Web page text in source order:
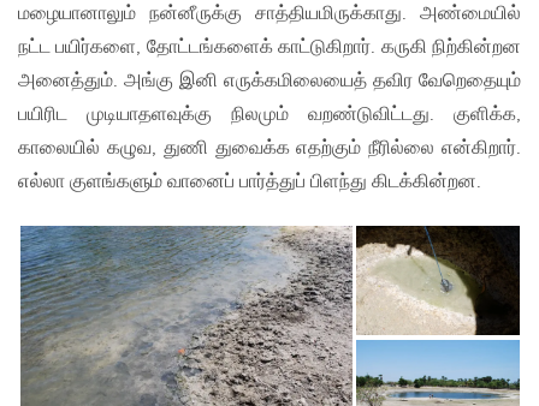
மழையானாலும் நன்னீருக்கு சாத்தியமிருக்காது. அண்மையில்
நட்ட பயிர்களை, தோட்டங்களைக் காட்டுகிறார். கருகி நிற்கின்றன
அனைத்தும். அங்கு இனி எருக்கமிலையைத் தவிர வேறெதையும்
பயிரிட முடியாதளவுக்கு நிலமும் வறண்டுவிட்டது. குளிக்க,
காலையில் கழுவ, துணி துவைக்க எதற்கும் நீரில்லை என்கிறார்.
எல்லா குளங்களும் வானைப் பார்த்துப் பிளந்து கிடக்கின்றன.